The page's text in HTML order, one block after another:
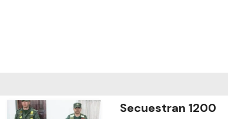
Secuestran 1200